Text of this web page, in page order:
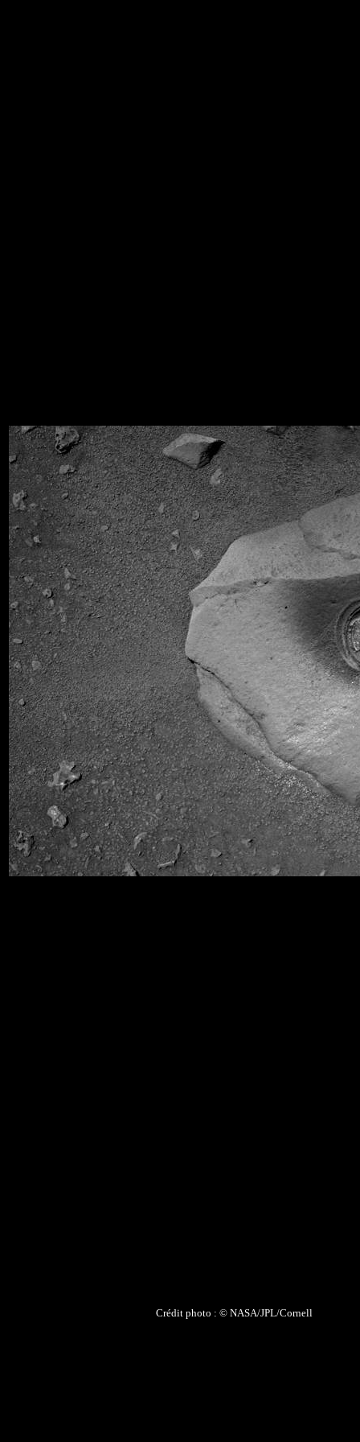
Crédit photo : © NASA/JPL/Cornell